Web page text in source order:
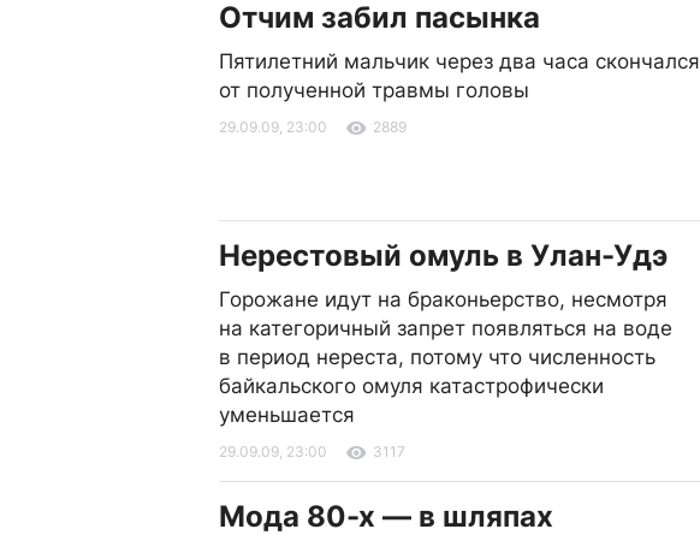
Отчим забил пасынка
Пятилетний мальчик через два часа скончался
от полученной травмы головы
29.09.09, 23:00 2889
Нерестовый омуль в Улан-Удэ
Горожане идут на браконьерство, несмотря
на категоричный запрет появляться на воде
в период нереста, потому что численность
байкальского омуля катастрофически
уменьшается
29.09.09, 23:00 3117
Мода 80-х — в шляпах